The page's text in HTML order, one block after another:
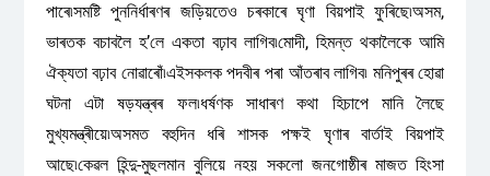
পাৰে৷সমষ্টি পুননিৰ্ধাৰণৰ জড়িয়তেও চৰকাৰে ঘৃণা বিয়পাই ফুৰিছে৷অসম,
ভাৰতক বচাবলৈ হ’লে একতা বঢ়াব লাগিব৷মোদী, হিমন্ত থকালৈকে আমি
ঐক্যতা বঢ়াব নোৱাৰোঁ৷এইসকলক পদবীৰ পৰা আঁতৰাব লাগিব৷ মনিপুৰৰ হোৱা
ঘটনা এটা ষড়যন্ত্ৰৰ ফল৷ধৰ্ষণক সাধাৰণ কথা হিচাপে মানি লৈছে
মুখ্যমন্ত্ৰীয়ে৷অসমত বহুদিন ধৰি শাসক পক্ষই ঘৃণাৰ বাৰ্তাই বিয়পাই
আছে৷কেৱল হিন্দু-মুছলমান বুলিয়ে নহয় সকলো জনগোষ্ঠীৰ মাজত হিংসা